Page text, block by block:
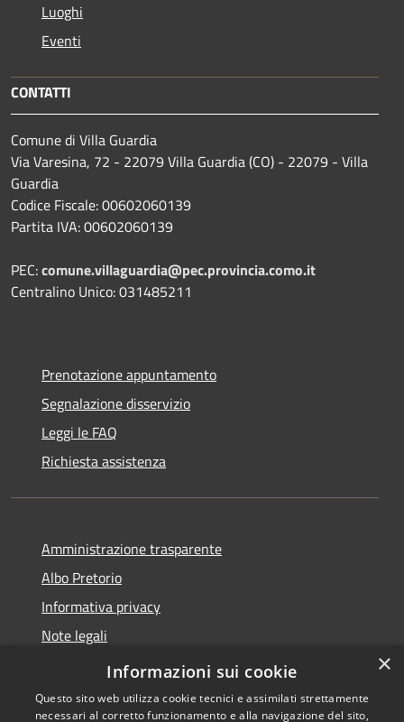
Luoghi
Eventi
CONTATTI
Comune di Villa Guardia
Via Varesina, 72 - 22079 Villa Guardia (CO) - 22079 - Villa
Guardia
Codice Fiscale: 00602060139
Partita IVA: 00602060139
PEC:comune.villaguardia@pec.provincia.como.it
Centralino Unico: 031485211
Prenotazione appuntamento
Segnalazione disservizio
Leggi le FAQ
Richiesta assistenza
Amministrazione trasparente
Albo Pretorio
Informativa privacy
Note legali
Dichiarazione di accessibilità
×
Informazioni sui cookie
Questo sito web utilizza cookie tecnici e assimilati strettamente
necessari al corretto funzionamento e alla navigazione del sito,